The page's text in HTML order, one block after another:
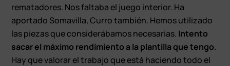
rematadores. Nos faltaba el juego interior. Ha
aportado Somavilla, Curro también. Hemos utilizado
las piezas que considerábamos necesarias. Intento
sacar el máximo rendimiento a la plantilla que tengo.
Hay que valorar el trabajo que está haciendo todo el